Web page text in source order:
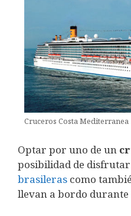
Cruceros Costa Mediterranea
Optar por uno de un
posibilidad de disfrutar
brasileras como
llevan a bordo durante